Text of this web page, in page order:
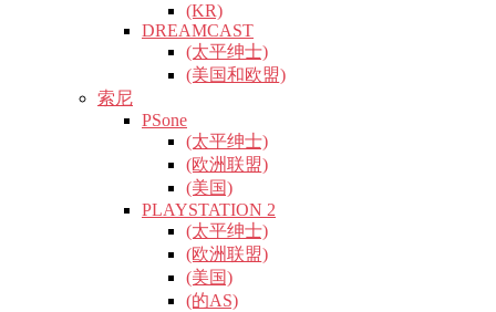
(KR)
DREAMCAST
(太平绅士)
(美国和欧盟)
索尼
PSone
(太平绅士)
(欧洲联盟)
(美国)
PLAYSTATION 2
(太平绅士)
(欧洲联盟)
(美国)
(的AS)